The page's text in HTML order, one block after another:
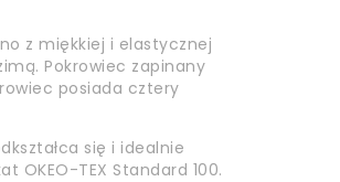
z miękkiej i elastycznej
Pokrowiec zapinany
posiada cztery
się i idealnie
TEX Standard 100.